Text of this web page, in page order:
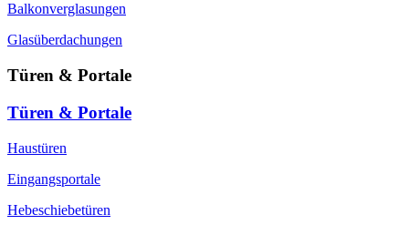
Balkonverglasungen
Glasüberdachungen
Türen & Portale
Türen & Portale
Haustüren
Eingangsportale
Hebeschiebetüren